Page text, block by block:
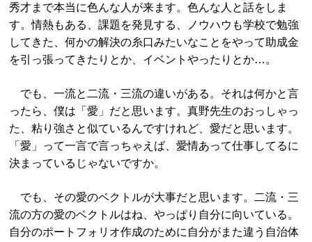
秀才まで本当に色んな人が来ます。色んな人と話をしま
す。情熱もある、課題を発見する、ノウハウも学校で勉強
してきた、何かの解決の糸口みたいなことをやって助成金
を引っ張ってきたりとか、イベントやったりとか…。
でも、一流と二流・三流の違いがある。それは何かと言
ったら、僕は「愛」だと思います。真野先生のおっしゃっ
た、粘り強さと似ているんですけれど、愛だと思います。
「愛」って一言で言っちゃえば、愛情あって仕事してるに
決まっているじゃないですか。
でも、その愛のベクトルが大事だと思います。二流・三
流の方の愛のベクトルはね、やっぱり自分に向いている。
自分のポートフォリオ作成のために自分がまた違う自治体